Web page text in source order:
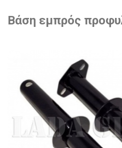
Βάση εμπρός